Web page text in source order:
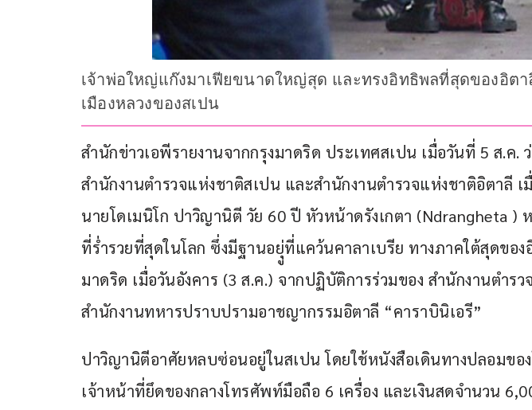
เจ้าพ่อใหญ่แก๊งมาเฟียขนาดใหญ่สุด และทรงอิทธิพลที่สุดของอิ
เมืองหลวงของสเปน
สำนักข่าวเอพีรายงานจากกรุงมาดริด ประเทศสเปน เมื่อวันที่ 5 ส.ค.
สำนักงานตำรวจแห่งชาติสเปน และสำนักงานตำรวจแห่งชาติอิตาลี
นายโดเมนิโก ปาวิญานิตี วัย 60 ปี หัวหน้าดรังเกตา (Ndrangheta )
ที่ร่ำรวยที่สุดในโลก ซึ่งมีฐานอยุู่ที่แคว้นคาลาเบรีย ทางภาคใต้สุดของ
มาดริด เมื่อวันอังคาร (3 ส.ค.) จากปฏิบัติการร่วมของ สำนักงานตำร
สำนักงานทหารปราบปรามอาชญากรรมอิตาลี “คาราบินิเอรี”
ปาวิญานิตีอาศัยหลบซ่อนอยู่ในสเปน โดยใช้หนังสือเดินทางปลอมขอ
เจ้าหน้าที่ยึดของกลางโทรศัพท์มือถือ 6 เครื่อง และเงินสดจำนวน